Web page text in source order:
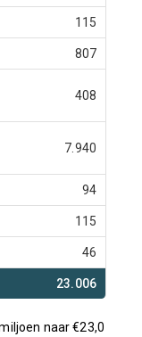
115
807
408
7.940
94
115
46
23.006
naar €23,0